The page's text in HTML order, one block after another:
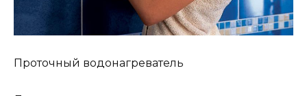
Проточный водонагреватель